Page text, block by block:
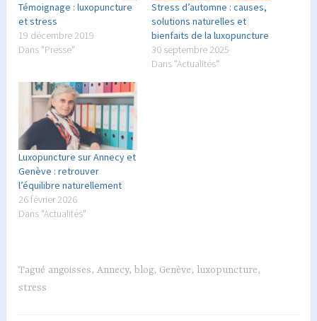
Témoignage : luxopuncture
et stress
19 décembre 2019
Dans "Presse"
Stress d’automne : causes,
solutions naturelles et
bienfaits de la luxopuncture
30 septembre 2025
Dans "Actualités"
Luxopuncture sur Annecy et
Genève : retrouver
l’équilibre naturellement
26 février 2026
Dans "Actualités"
Tagué angoisses,Annecy, blog, Genève, luxopuncture,
stress